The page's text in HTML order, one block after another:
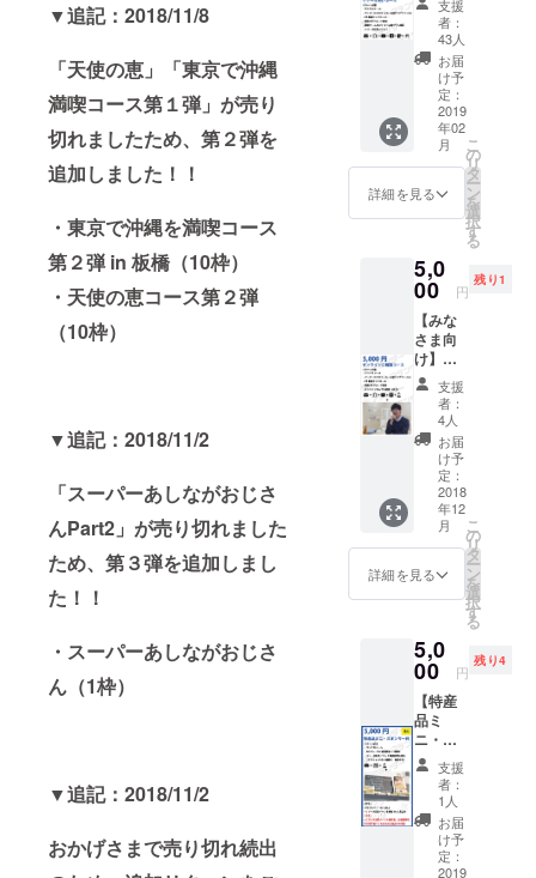
▼追記：2018/11/8
「天使の恵」「東京で沖縄
満喫コース第１弾」が売り
切れましたため、第２弾を
追加しました！！
・東京で沖縄を満喫コース
第２弾 in 板橋（10枠）
・天使の恵コース第２弾
（10枠）
▼追記：2018/11/2
「スーパーあしながおじさ
んPart2」が売り切れました
ため、第３弾を追加しまし
た！！
・スーパーあしながおじさ
ん（1枠）
▼追記：2018/11/2
おかげさまで売り切れ続出
ダー支
援者様
限定グ
ルー
プ」FB
グルー
プ招待
【こん
な方に
おすす
ダー」
を共に
盛り上
げてく
れる
方、応
援して
くれる
祝い
コース
・サン
クス
メール
・グッ
ズ（ロ
ゴス
テッ
カー、
超クリ
アファ
・PR動
画のエ
ンド
ロール
に掲載
・「ア
テン
ダー支
援者様
限定グ
ルー
プ」FB
グルー
プ招待
・開発
チーム
のオリ
・リ
リース
記念イ
ベント
（開発
秘話 / 開
発者交
流会）
【こん
な方に
おすす
め】 ・
支援
者：
43人
お届
け予
定：
2019
年02
月
詳細を見る
こ
の
リ
タ
ー
ン
を
選
択
す
る
5,0
00 円
残り1
【みな
さま向
け】オ
ンライ
ンご相
談コー
ス ・サ
ンクス
メール
・グッ
ズ（ロ
ゴス
テッ
カー、
超クリ
アファ
・PR動
画のエ
ンド
ロール
に掲載
・「ア
テン
ダー支
援者様
限定グ
ルー
プ」FB
支援
者：
4人
お届
け予
定：
2018
年12
月
詳細を見る
こ
の
リ
タ
ー
ン
を
選
択
す
る
5,0
00 円
残り4
【特産
品ミ
ニ・ス
ポン
サー
枠】 ・
サンク
スメー
ル ・FB
グルー
支援
者：
1人
お届
け予
定：
2019